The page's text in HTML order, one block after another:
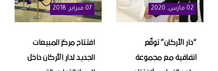
02 مارس, 2020
“دار الأركان” توقّع
اتفاقية مع مجموعة
07 فبراير, 2018
افتتاح مركز المبيعات
الجديد لدار الأركان داخل